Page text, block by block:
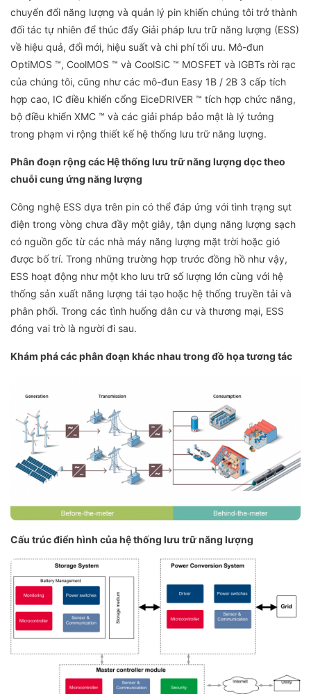
chuyển đổi năng lượng và quản lý pin khiến chúng tôi trở thành
đối tác tự nhiên để thúc đẩy Giải pháp lưu trữ năng lượng (ESS)
về hiệu quả, đổi mới, hiệu suất và chi phí tối ưu. Mô-đun
OptiMOS ™, CoolMOS ™ và CoolSiC ™ MOSFET và IGBTs rời rạc
của chúng tôi, cũng như các mô-đun Easy 1B / 2B 3 cấp tích
hợp cao, IC điều khiển cổng EiceDRIVER ™ tích hợp chức năng,
bộ điều khiển XMC ™ và các giải pháp bảo mật là lý tưởng
trong phạm vi rộng thiết kế hệ thống lưu trữ năng lượng.
Phân đoạn rộng các Hệ thống lưu trữ năng lượng dọc theo
chuỗi cung ứng năng lượng
Công nghệ ESS dựa trên pin có thể đáp ứng với tình trạng sụt
điện trong vòng chưa đầy một giây, tận dụng năng lượng sạch
có nguồn gốc từ các nhà máy năng lượng mặt trời hoặc gió
được bố trí. Trong những trường hợp trước đồng hồ như vậy,
ESS hoạt động như một kho lưu trữ số lượng lớn cùng với hệ
thống sản xuất năng lượng tái tạo hoặc hệ thống truyền tải và
phân phối. Trong các tình huống dân cư và thương mại, ESS
đóng vai trò là người đi sau.
Khám phá các phân đoạn khác nhau trong đồ họa tương tác
Cấu trúc điển hình của hệ thống lưu trữ năng lượng